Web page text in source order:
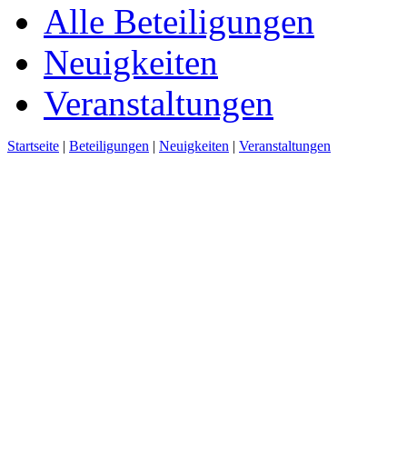
Alle Beteiligungen
Neuigkeiten
Veranstaltungen
Startseite | Beteiligungen | Neuigkeiten | Veranstaltungen